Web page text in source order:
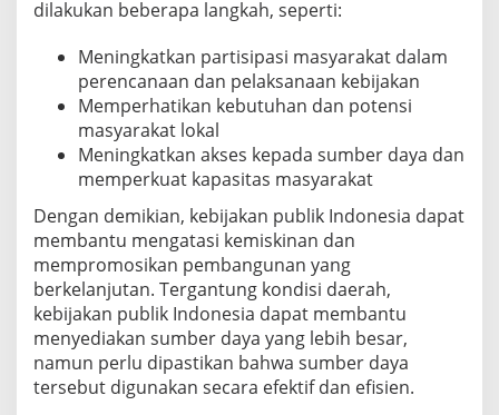
dilakukan beberapa langkah, seperti:
Meningkatkan partisipasi masyarakat dalam
perencanaan dan pelaksanaan kebijakan
Memperhatikan kebutuhan dan potensi
masyarakat lokal
Meningkatkan akses kepada sumber daya dan
memperkuat kapasitas masyarakat
Dengan demikian, kebijakan publik Indonesia dapat
membantu mengatasi kemiskinan dan
mempromosikan pembangunan yang
berkelanjutan. Tergantung kondisi daerah,
kebijakan publik Indonesia dapat membantu
menyediakan sumber daya yang lebih besar,
namun perlu dipastikan bahwa sumber daya
tersebut digunakan secara efektif dan efisien.